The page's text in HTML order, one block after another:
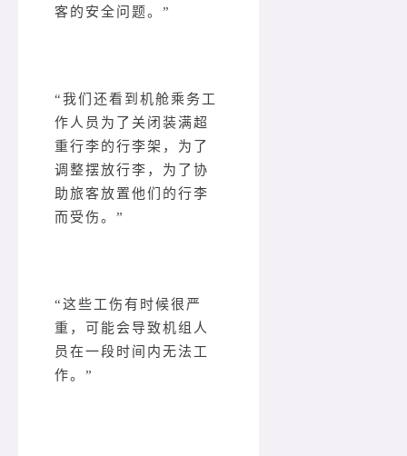
客的安全问题。”
“我们还看到机舱乘务工
作人员为了关闭装满超
重行李的行李架，为了
调整摆放行李，为了协
助旅客放置他们的行李
而受伤。”
“这些工伤有时候很严
重，可能会导致机组人
员在一段时间内无法工
作。”